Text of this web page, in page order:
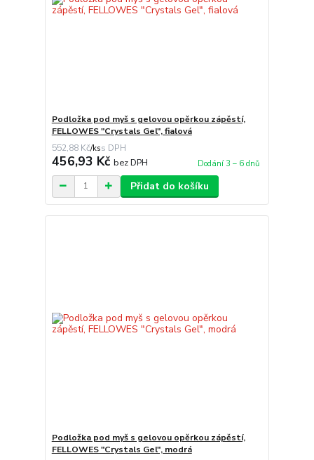
Podložka pod myš s gelovou opěrkou zápěstí,
FELLOWES "Crystals Gel", fialová
552,88 Kč/ks
456,93 Kč bez DPH Dodání 3 – 6 dnů
Přidat do košíku
Podložka pod myš s gelovou opěrkou zápěstí,
FELLOWES "Crystals Gel", modrá